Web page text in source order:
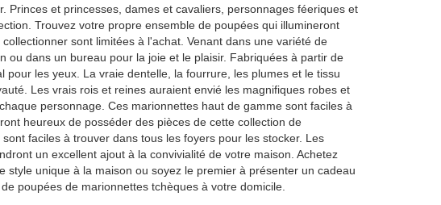
Princes et princesses, dames et cavaliers, personnages féeriques et
Trouvez votre propre ensemble de poupées qui illumineront
sont limitées à l'achat. Venant dans une variété de
ou dans un bureau pour la joie et le plaisir. Fabriquées à partir de
les yeux. La vraie dentelle, la fourrure, les plumes et le tissu
Les vrais rois et reines auraient envié les magnifiques robes et
personnage. Ces marionnettes haut de gamme sont faciles à
heureux de posséder des pièces de cette collection de
faciles à trouver dans tous les foyers pour les stocker. Les
un excellent ajout à la convivialité de votre maison. Achetez
unique à la maison ou soyez le premier à présenter un cadeau
poupées de marionnettes tchèques à votre domicile.